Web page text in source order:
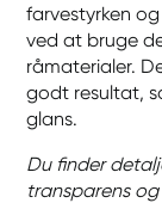
farvestyrken
ved at bruge
råmaterialer.
godt resultat,
glans.
Du finder
transparens